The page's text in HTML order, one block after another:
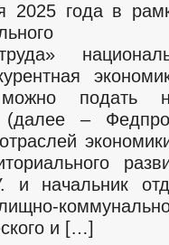
2025 года в
подать
(далее –
и начальник
и […]